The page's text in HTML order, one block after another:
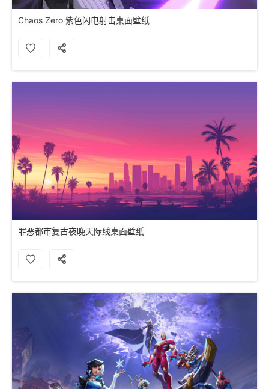
Chaos Zero 紫色闪电射击桌面壁纸
罪恶都市复古夜晚天际线桌面壁纸